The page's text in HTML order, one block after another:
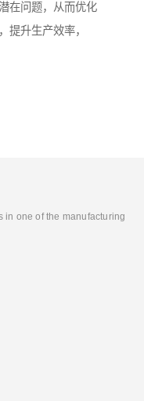
在问题，从而优化
提升生产效率，
in one of the manufacturing